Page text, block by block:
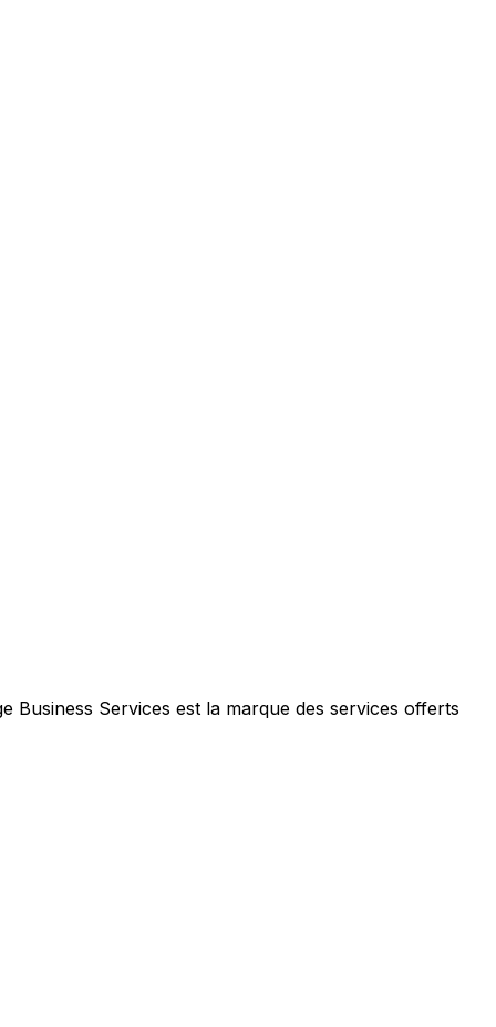
Business Services est la marque des services offerts